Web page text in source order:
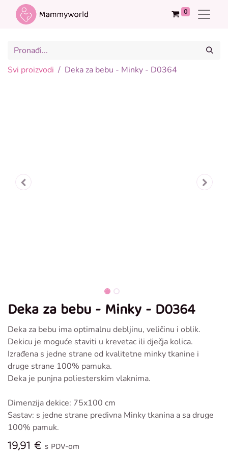
0
Svi proizvodi Deka za bebu - Minky - D0364
Deka za bebu - Minky - D0364
Deka za bebu ima optimalnu debljinu, veličinu i oblik.
Dekicu je moguće staviti u krevetac ili dječja kolica.
Izrađena s jedne strane od kvalitetne minky tkanine i
druge strane 100% pamuka.
Deka je punjna poliesterskim vlaknima.
Dimenzija dekice: 75x100 cm
Sastav: s jedne strane predivna Minky tkanina a sa druge
100% pamuk.
19,91 € s PDV-om